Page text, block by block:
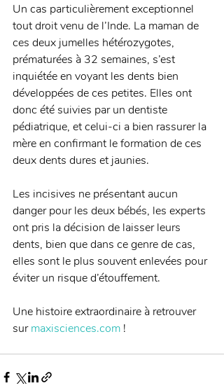
Un cas particulièrement exceptionnel
tout droit venu de l’Inde. La maman de
ces deux jumelles hétérozygotes,
prématurées à 32 semaines, s’est
inquiétée en voyant les dents bien
développées de ces petites. Elles ont
donc été suivies par un dentiste
pédiatrique, et celui-ci a bien rassurer la
mère en confirmant le formation de ces
deux dents dures et jaunies.
Les incisives ne présentant aucun
danger pour les deux bébés, les experts
ont pris la décision de laisser leurs
dents, bien que dans ce genre de cas,
elles sont le plus souvent enlevées pour
éviter un risque d’étouffement.
Une histoire extraordinaire à retrouver
sur maxisciences.com !